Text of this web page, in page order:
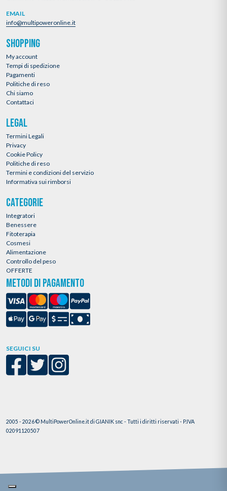
EMAIL
info@multipoweronline.it
SHOPPING
My account
Tempi di spedizione
Pagamenti
Politiche di reso
Chi siamo
Contattaci
LEGAL
Termini Legali
Privacy
Cookie Policy
Politiche di reso
Termini e condizioni del servizio
Informativa sui rimborsi
CATEGORIE
Integratori
Benessere
Fitoterapia
Cosmesi
Alimentazione
Controllo del peso
OFFERTE
METODI DI PAGAMENTO
SEGUICI SU
2005 - 2026 © MultiPowerOnline.it di GIANIK snc - Tutti i diritti riservati - P.IVA
02091120507